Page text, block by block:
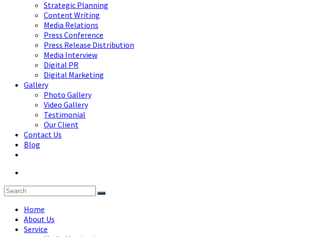
Strategic Planning
Content Writing
Media Relations
Press Conference
Press Release Distribution
Media Interview
Digital PR
Digital Marketing
Gallery
Photo Gallery
Video Gallery
Testimonial
Our Client
Contact Us
Blog
Home
About Us
Service